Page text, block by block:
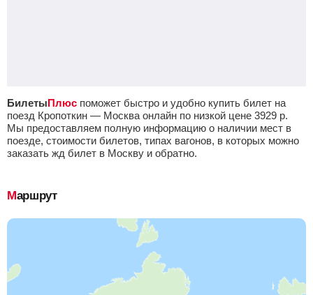
БилетыПлюс поможет быстро и удобно купить билет на
поезд Кропоткин — Москва онлайн по низкой цене 3929 р.
Мы предоставляем полную информацию о наличии мест в
поезде, стоимости билетов, типах вагонов, в которых можно
заказать жд билет в Москву и обратно.
Маршрут